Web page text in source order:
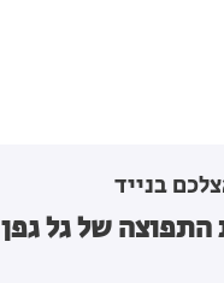
בנייד
של גל גפן